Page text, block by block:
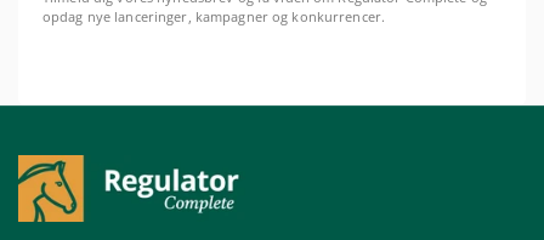
opdag nye lanceringer, kampagner og konkurrencer.